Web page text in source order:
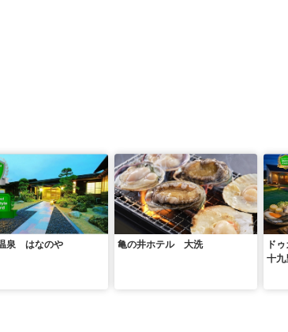
泉 はなのや 亀の井ホテル 大洗
ド
十九